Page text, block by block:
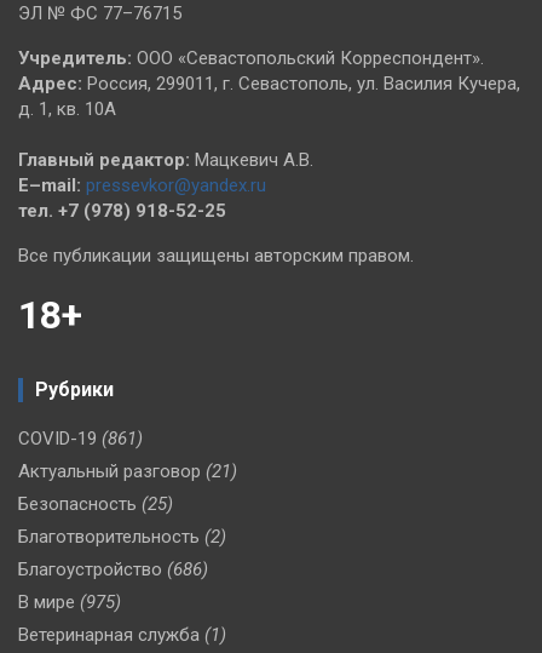
ЭЛ № ФС 77–76715
Учредитель: ООО «Севастопольский Корреспондент».
Адрес: Россия, 299011, г. Севастополь, ул. Василия Кучера,
д. 1, кв. 10А
Главный редактор: Мацкевич А.В.
E–mail: pressevkor@yandex.ru
тел. +7 (978) 918-52-25
Все публикации защищены авторским правом.
18+
Рубрики
COVID-19 (861)
Актуальный разговор (21)
Безопасность (25)
Благотворительность (2)
Благоустройство (686)
В мире (975)
Ветеринарная служба (1)